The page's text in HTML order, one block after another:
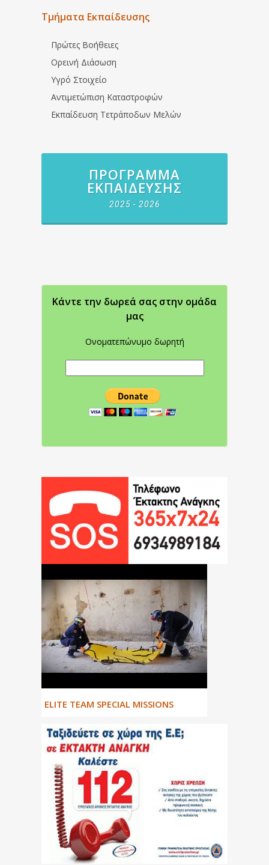
Τμήματα Εκπαίδευσης
Πρώτες Βοήθειες
Ορεινή Διάσωση
Υγρό Στοιχείο
Αντιμετώπιση Καταστροφών
Εκπαίδευση Τετράποδων Μελών
ΠΡΌΓΡΑΜΜΑ
ΕΚΠΑΊΔΕΥΣΗΣ
2025 - 2026
Κάντε την δωρεά σας στην oμάδα
μας
Ονοματεπώνυμο δωρητή
ΕLITE TEAM SPECIAL MISSIONS